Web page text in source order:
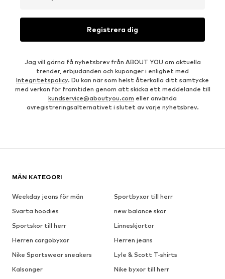
Registrera dig
Jag vill gärna få nyhetsbrev från ABOUT YOU om aktuella
trender, erbjudanden och kuponger i enlighet med
Integritetspolicy. Du kan när som helst återkalla ditt samtycke
med verkan för framtiden genom att skicka ett meddelande till
kundservice@aboutyou.com eller använda
avregistreringsalternativet i slutet av varje nyhetsbrev.
MÄN KATEGORI
Weekday jeans för män
Sportbyxor till herr
Svarta hoodies
new balance skor
Sportskor till herr
Linneskjortor
Herren cargobyxor
Herren jeans
Nike Sportswear sneakers
Lyle & Scott T-shirts
Kalsonger
Nike byxor till herr